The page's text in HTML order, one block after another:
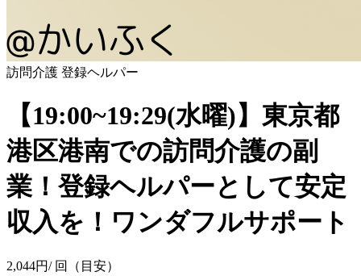
訪問介護 登録ヘルパー
【19:00~19:29(水曜)】東京都
港区港南での訪問介護の副
業！登録ヘルパーとして安定
収入を！ワンダフルサポート
2,044円/ 回（目安）